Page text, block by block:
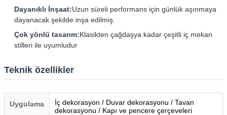
Dayanıklı İnşaat:Uzun süreli performans için günlük aşınmaya
dayanacak şekilde inşa edilmiş.
Çok yönlü tasarım:Klasikten çağdaşya kadar çeşitli iç mekan
stilleri ile uyumludur
Teknik özellikler
Uygulama
İç dekorasyon / Duvar dekorasyonu / Tavan
dekorasyonu / Kapı ve pencere çerçeveleri